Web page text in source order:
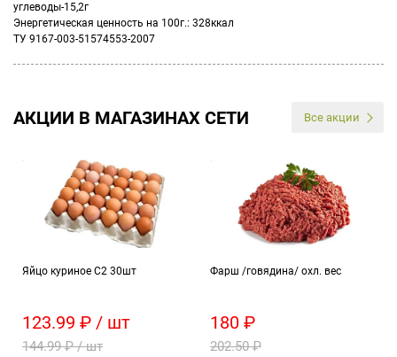
углеводы-15,2г
Энергетическая ценность на 100г.: 328ккал
ТУ 9167-003-51574553-2007
АКЦИИ В МАГАЗИНАХ СЕТИ Все акции
Яйцо куриное С2 30шт
123.99 ₽ / шт
144.99 ₽ / шт
Фарш /говядина/ охл. вес
180 ₽
202.50 ₽